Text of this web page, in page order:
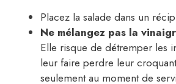
Placez la salade dans un
Ne mélangez pas la
Elle risque de détremper les
leur faire perdre leur
seulement au moment de